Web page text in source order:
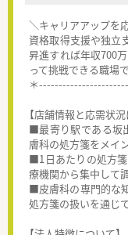
＼キャリアアップを
資格取得支援や独立
昇進すれば年収700
って挑戦できる職場で
＊
【店舗情報と応需状況
■最寄り駅である坂
膚科の処方箋をメイ
■1日あたりの処方箋
療機関から集中して
■皮膚科の専門的な
処方箋の扱いを通じ